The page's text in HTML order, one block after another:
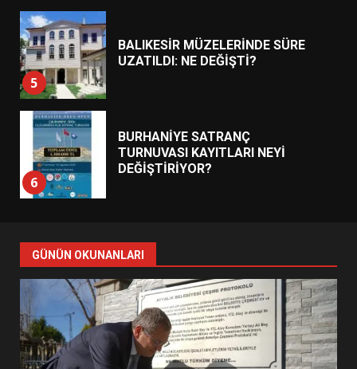
5
BALIKESİR MÜZELERİNDE SÜRE
UZATILDI: NE DEĞİŞTİ?
6
BURHANİYE SATRANÇ
TURNUVASI KAYITLARI NEYİ
DEĞİŞTİRİYOR?
7
YENİ YÖNETİM NASIL
ŞEKİLLENDİ?
AYVALIK SU MİRASI İÇİN
HAREKETE GEÇİYOR: GÖZLER
GÜNÜN OKUNANLARI